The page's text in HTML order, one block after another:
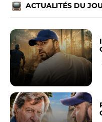
ACTUALITÉS DU